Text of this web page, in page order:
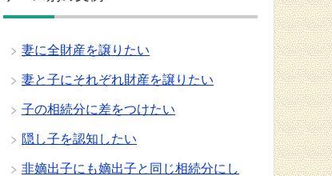
妻に全財産を譲りたい
妻と子にそれぞれ財産を譲りたい
子の相続分に差をつけたい
隠し子を認知したい
非嫡出子にも嫡出子と同じ相続分にし